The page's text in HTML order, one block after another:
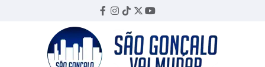
Facebook
Instagram
TikTok
TwitterYouTube